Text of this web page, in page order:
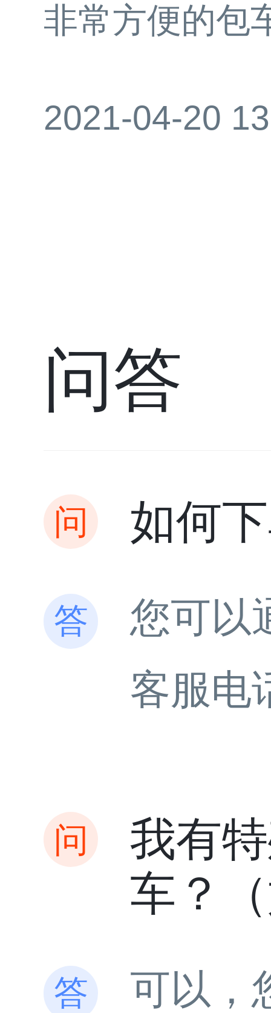
非常方便的包
2021-04-20
问答
如何
您可以
客服电
我有
车？
可以，